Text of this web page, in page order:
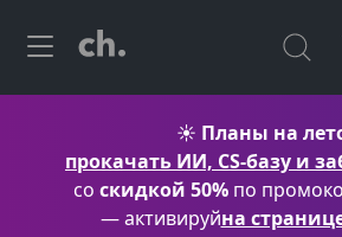
☀️ Планы на
прокачать ИИ, CS-базу и
со скидкой 50% по
— активируйна